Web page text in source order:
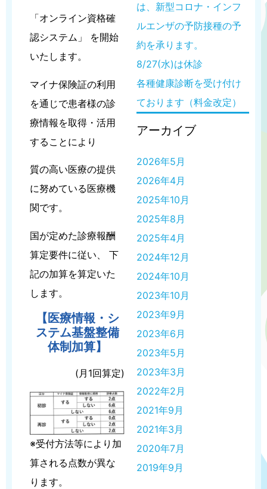
「オンライン資格確
認システム」 を開始
いたします。
マイナ保険証の利用
を通じで患者様の診
療情報を取得・活用
することにより
質の高い医療の提供
に努めている医療機
関です。
国が定めた診療報酬
算定要件に従い、 下
記の加算を算定いた
します。
【医療情報・シ
ステム基盤整備
体制加算】
(月1回算定)
※受付方法等により加
算される点数が異な
ります。
は、新型コロナ・インフ
ルエンザの予防接種の予
約を承ります。
8/27(水)は休診
各種健康診断を受け付け
ております（料金改定）
アーカイブ
2026年5月
2026年4月
2025年10月
2025年8月
2025年4月
2024年12月
2024年10月
2023年10月
2023年9月
2023年6月
2023年5月
2023年3月
2022年2月
2021年9月
2021年3月
2020年7月
2019年9月